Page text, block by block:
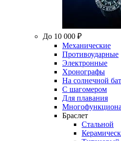
До 10 000 ₽
Механические
Противоударные
Электронные
Хронографы
На солнечной
С шагомером
Для плавания
Браслет
Стальной